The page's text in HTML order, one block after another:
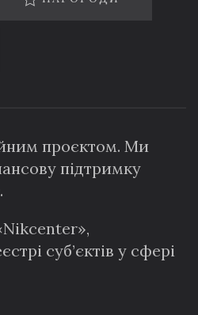
проєктом. Ми
підтримку
суб’єктів у сфері